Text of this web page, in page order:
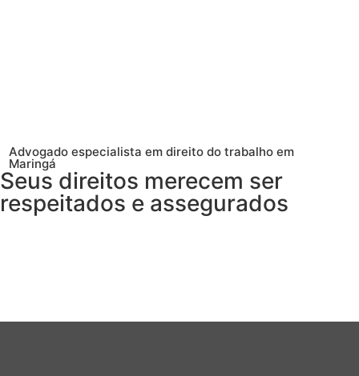
Advogado especialista em direito do trabalho em
Maringá
Seus direitos merecem ser
respeitados e assegurados